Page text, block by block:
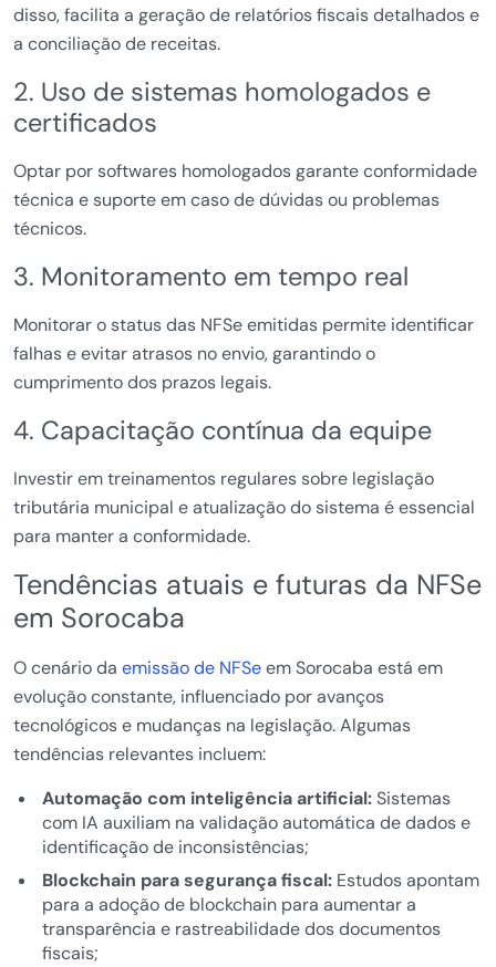
disso, facilita a geração de relatórios fiscais detalhados e
a conciliação de receitas.
2. Uso de sistemas homologados e
certificados
Optar por softwares homologados garante conformidade
técnica e suporte em caso de dúvidas ou problemas
técnicos.
3. Monitoramento em tempo real
Monitorar o status das NFSe emitidas permite identificar
falhas e evitar atrasos no envio, garantindo o
cumprimento dos prazos legais.
4. Capacitação contínua da equipe
Investir em treinamentos regulares sobre legislação
tributária municipal e atualização do sistema é essencial
para manter a conformidade.
Tendências atuais e futuras da NFSe
em Sorocaba
O cenário da emissão de NFSeem Sorocaba está em
evolução constante, influenciado por avanços
tecnológicos e mudanças na legislação. Algumas
tendências relevantes incluem:
Automação com inteligência artificial:Sistemas
com IA auxiliam na validação automática de dados e
identificação de inconsistências;
Blockchain para segurança fiscal:Estudos apontam
para a adoção de blockchain para aumentar a
transparência e rastreabilidade dos documentos
fiscais;